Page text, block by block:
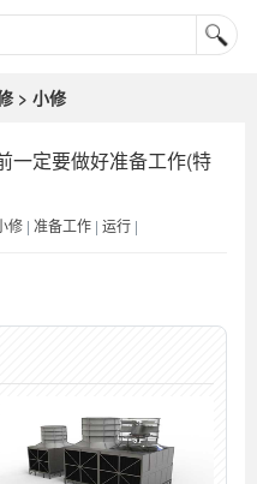
> 小修
一定要做好准备工作(特
修 | 准备工作 | 运行 |